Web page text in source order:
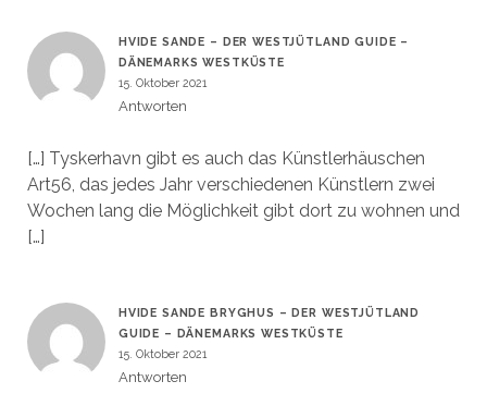
HVIDE SANDE – DER WESTJÜTLAND GUIDE –
DÄNEMARKS WESTKÜSTE
15. Oktober 2021
Antworten
[…] Tyskerhavn gibt es auch das Künstlerhäuschen
Art56, das jedes Jahr verschiedenen Künstlern zwei
Wochen lang die Möglichkeit gibt dort zu wohnen und
[…]
HVIDE SANDE BRYGHUS – DER WESTJÜTLAND
GUIDE – DÄNEMARKS WESTKÜSTE
15. Oktober 2021
Antworten